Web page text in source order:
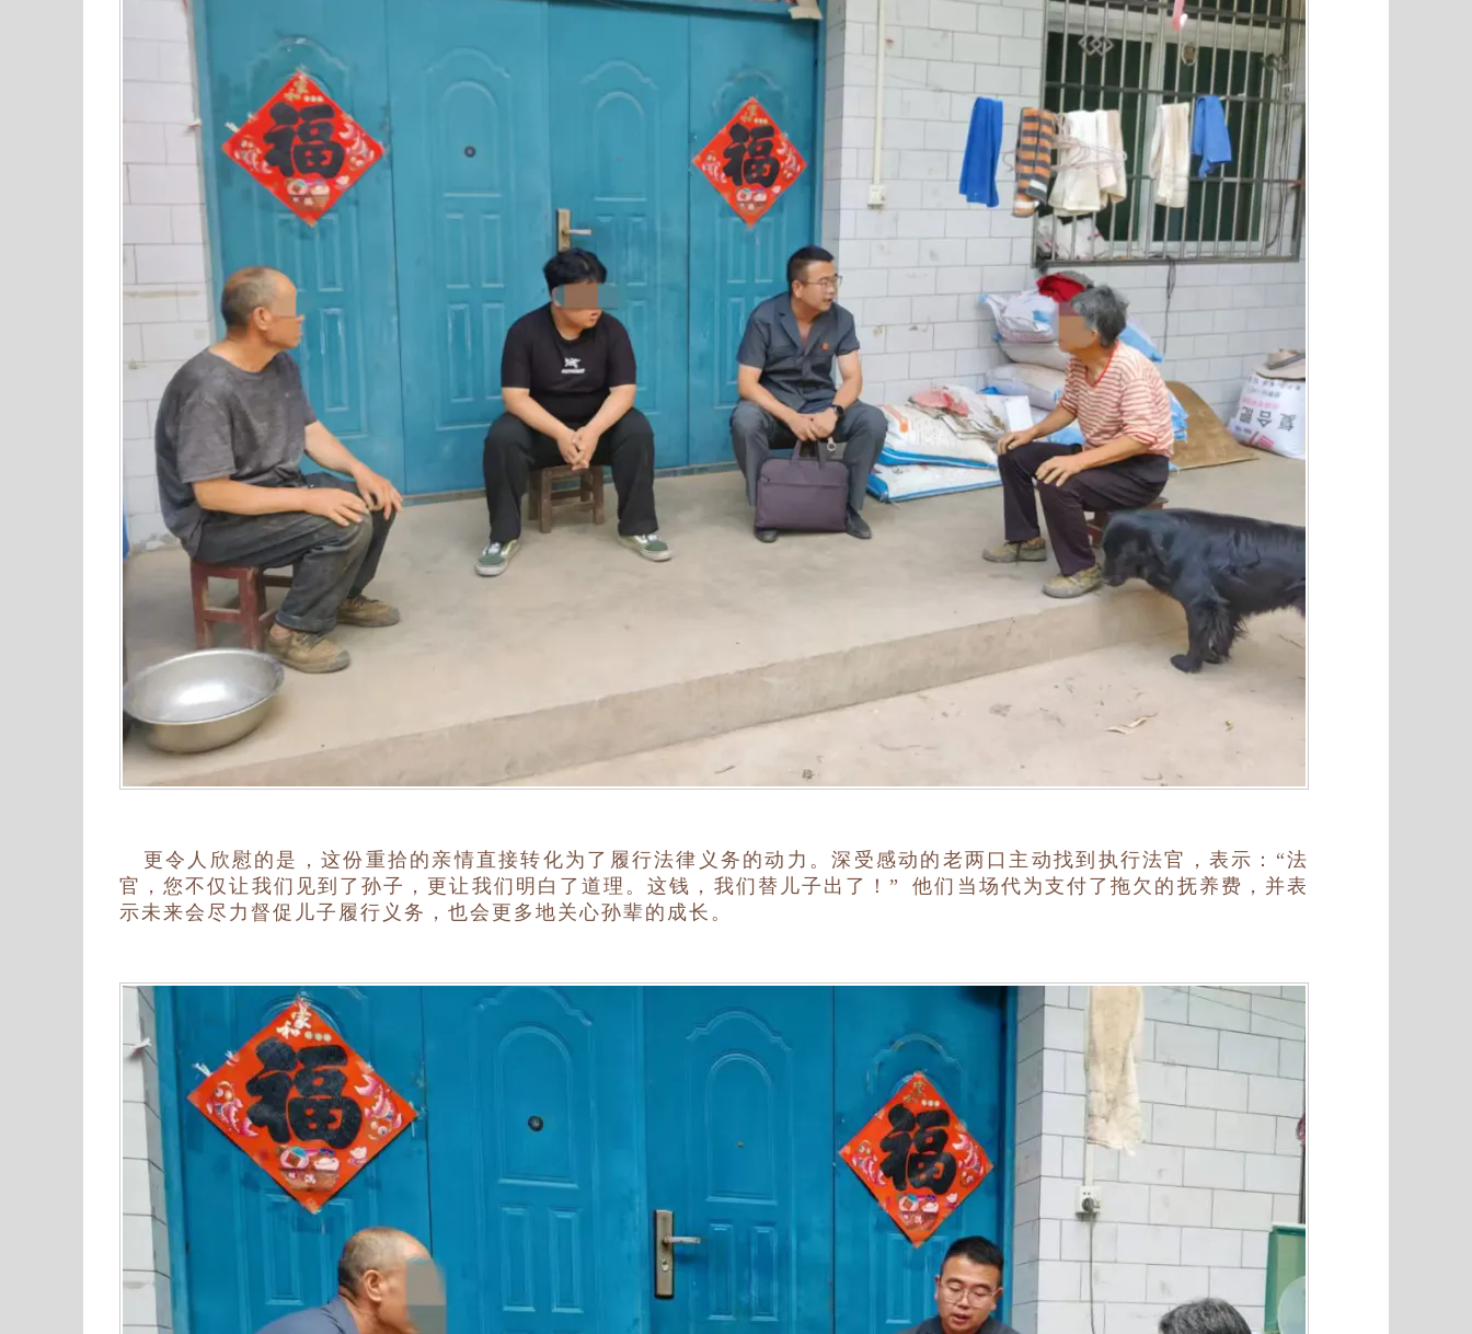
更令人欣慰的是，这份重拾的亲情直接转化为了履行法律义务的动力。深受感动的老两口主动找到执行法官，表示： “法
官，您不仅让我们见到了孙子，更让我们明白了道理。这钱，我们替儿子出了！” 他们当场代为支付了拖欠的抚养费，并表
示未来会尽力督促儿子履行义务，也会更多地关心孙辈的成长。